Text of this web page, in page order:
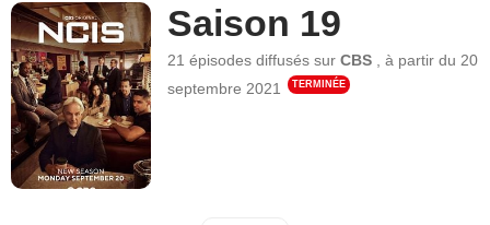
Saison 19
21 épisodes diffusés surCBS ,à partir du 20
septembre 2021
TERMINÉE